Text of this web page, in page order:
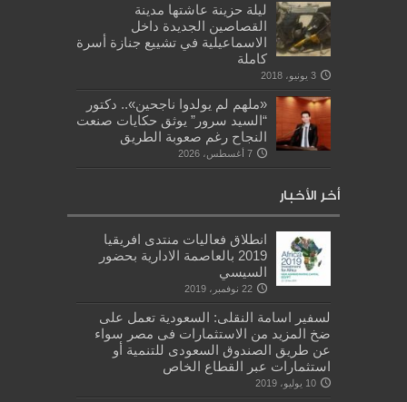
ليلة حزينة عاشتها مدينة
القصاصين الجديدة داخل
الاسماعيلية في تشييع جنازة أسرة
كاملة
3 يونيو، 2018
«ملهم لم يولدوا ناجحين».. دكتور
“السيد سرور” يوثق حكايات صنعت
النجاح رغم صعوبة الطريق
7 أغسطس، 2026
أخر الأخبار
انطلاق فعاليات منتدى افريقيا
2019 بالعاصمة الادارية بحضور
السيسي
22 نوفمبر، 2019
لسفير اسامة النقلى: السعودية تعمل على
ضخ المزيد من الاستثمارات فى مصر سواء
عن طريق الصندوق السعودى للتنمية أو
استثمارات عبر القطاع الخاص
10 يوليو، 2019